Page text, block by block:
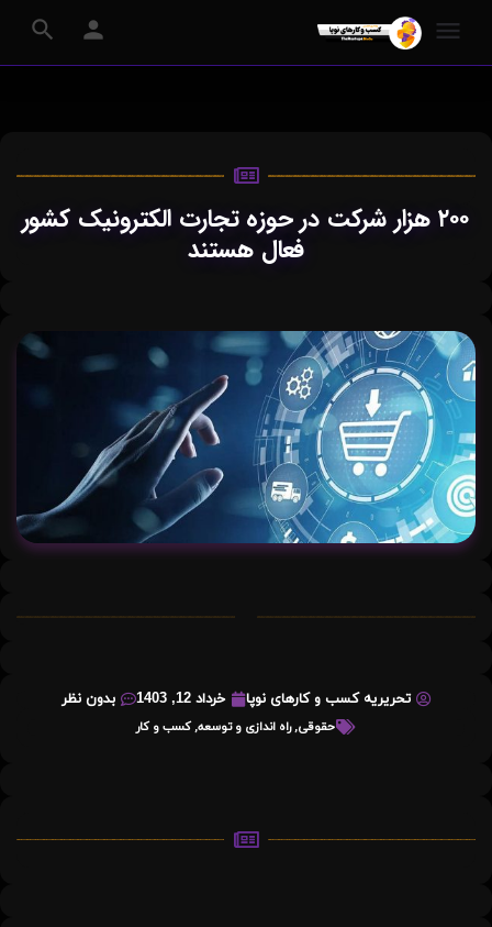
۲۰۰ هزار شرکت در حوزه تجارت الکترونیک کشور
فعال هستند
تحریریه کسب و کارهای نوپا خرداد 12, 1403 بدون نظر
حقوقی,راه اندازی و توسعه,کسب و کار